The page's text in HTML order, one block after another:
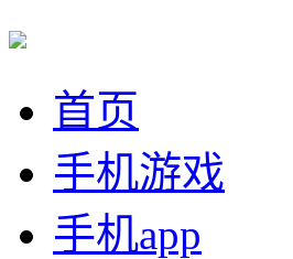
首页
手机游戏
手机app